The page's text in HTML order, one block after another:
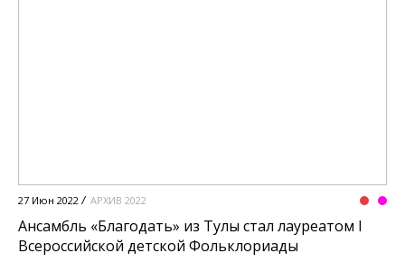
27 Июн 2022 АРХИВ 2022
Ансамбль «Благодать» из Тулы стал лауреатом I
Всероссийской детской Фольклориады